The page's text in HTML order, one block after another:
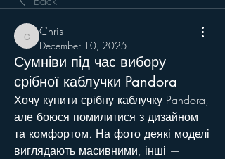
Chris
Chris
December 10, 2025
Сумніви під час вибору
срібної каблучки Pandora
Хочу купити срібну каблучку Pandora,
але боюся помилитися з дизайном
та комфортом. На фото деякі моделі
виглядають масивними, інші —